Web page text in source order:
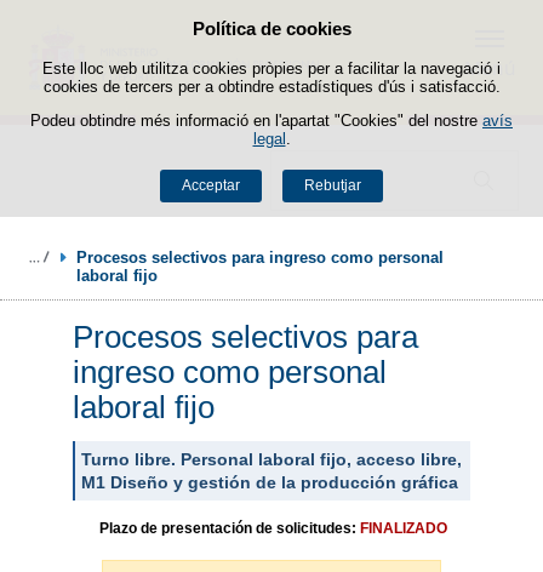
Política de cookies
Este lloc web utilitza cookies pròpies per a facilitar la navegació i
cookies de tercers per a obtindre estadístiques d'ús i satisfacció.
Podeu obtindre més informació en l'apartat "Cookies" del nostre avís
legal
Acceptar Rebutjar
Passar al contingut
Buscador
Menú
Procesos selectivos para ingreso como personal
laboral fijo
Procesos selectivos para
ingreso como personal
laboral fijo
Turno libre. Personal laboral fijo, acceso libre,
M1 Diseño y gestión de la producción gráfica
Plazo de presentación de solicitudes: FINALIZADO